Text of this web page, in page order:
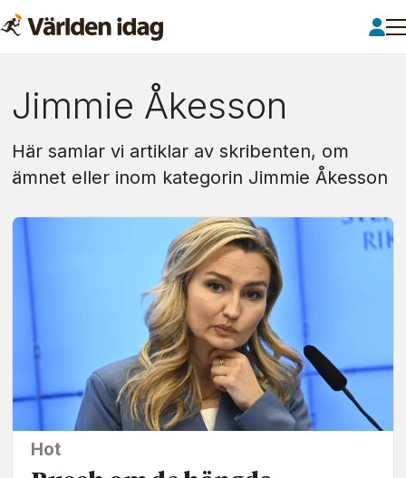
Om:
jimmie
åkesson
Jimmie Åkesson
Här samlar vi artiklar av skribenten, om
ämnet eller inom kategorin Jimmie Åkesson
Hot